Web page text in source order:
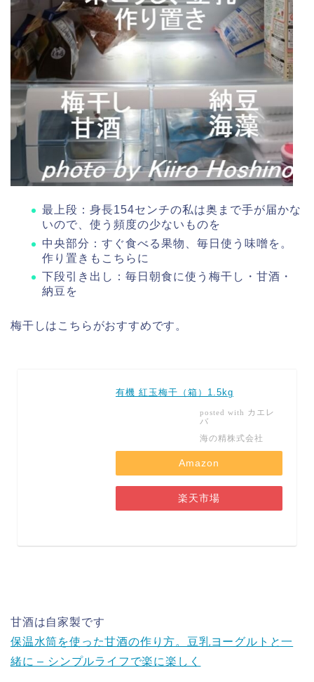
最上段：身長154センチの私は奥まで手が届かな
いので、使う頻度の少ないものを
中央部分：すぐ食べる果物、毎日使う味噌を。
作り置きもこちらに
下段引き出し：毎日朝食に使う梅干し・甘酒・
納豆を
梅干しはこちらがおすすめです。
有機 紅玉梅干（箱）1.5kg
posted with カエレ
バ
海の精株式会社
Amazon
楽天市場
甘酒は自家製です
保温水筒を使った甘酒の作り方。豆乳ヨーグルトと一
緒に – シンプルライフで楽に楽しく